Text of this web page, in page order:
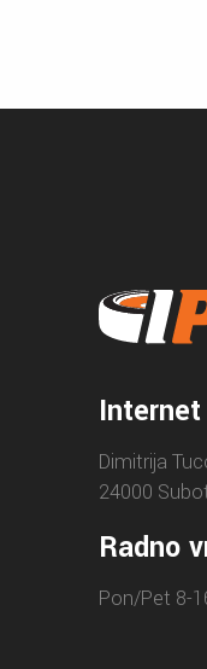
Dimitrija
24000
Radno
Pon/Pet 8-